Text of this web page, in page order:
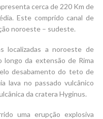
cerca de 220 Km de
Este comprido canal de
noroeste – sudeste.
localizadas a noroeste de
longo da extensão de Rima
desabamento do teto de
lava no passado vulcânico
da cratera Hyginus.
uma erupção explosiva